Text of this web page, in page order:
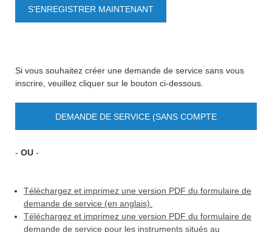
S'ENREGISTRER MAINTENANT
Si vous souhaitez créer une demande de service sans vous
inscrire, veuillez cliquer sur le bouton ci-dessous.
DEMANDE DE SERVICE (SANS COMPTE
- OU -
Téléchargez et imprimez une version PDF du formulaire de
demande de service (en anglais).
Téléchargez et imprimez une version PDF du formulaire de
demande de service pour les instruments situés au